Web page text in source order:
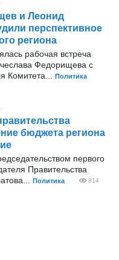
и Леонид
перспективное
региона
рабочая встреча
Федорищева с
Комитета...
Политика
бюджета региона
первого
Правительства
Политика 814